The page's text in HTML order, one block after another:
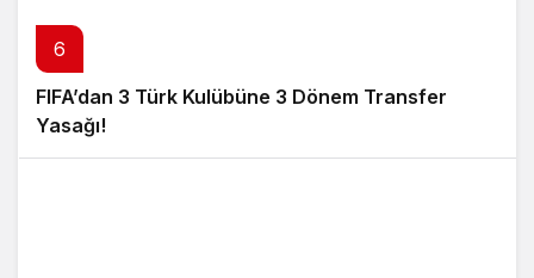
6
FIFA’dan 3 Türk Kulübüne 3 Dönem Transfer
Yasağı!